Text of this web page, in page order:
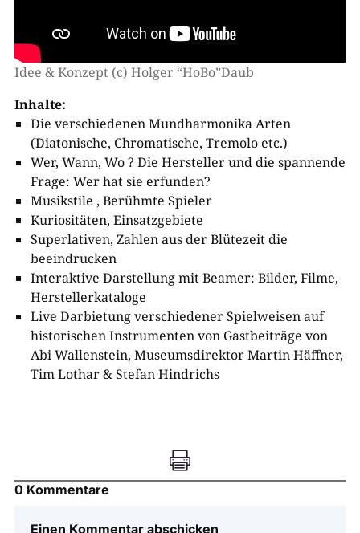
Idee & Konzept (c) Holger “HoBo”Daub
Inhalte:
Die verschiedenen Mundharmonika Arten
(Diatonische, Chromatische, Tremolo etc.)
Wer, Wann, Wo ? Die Hersteller und die spannende
Frage: Wer hat sie erfunden?
Musikstile , Berühmte Spieler
Kuriositäten, Einsatzgebiete
Superlativen, Zahlen aus der Blütezeit die
beeindrucken
Interaktive Darstellung mit Beamer: Bilder, Filme,
Herstellerkataloge
Live Darbietung verschiedener Spielweisen auf
historischen Instrumenten von Gastbeiträge von
Abi Wallenstein, Museumsdirektor Martin Häffner,
Tim Lothar & Stefan Hindrichs

0 Kommentare
Einen Kommentar abschicken